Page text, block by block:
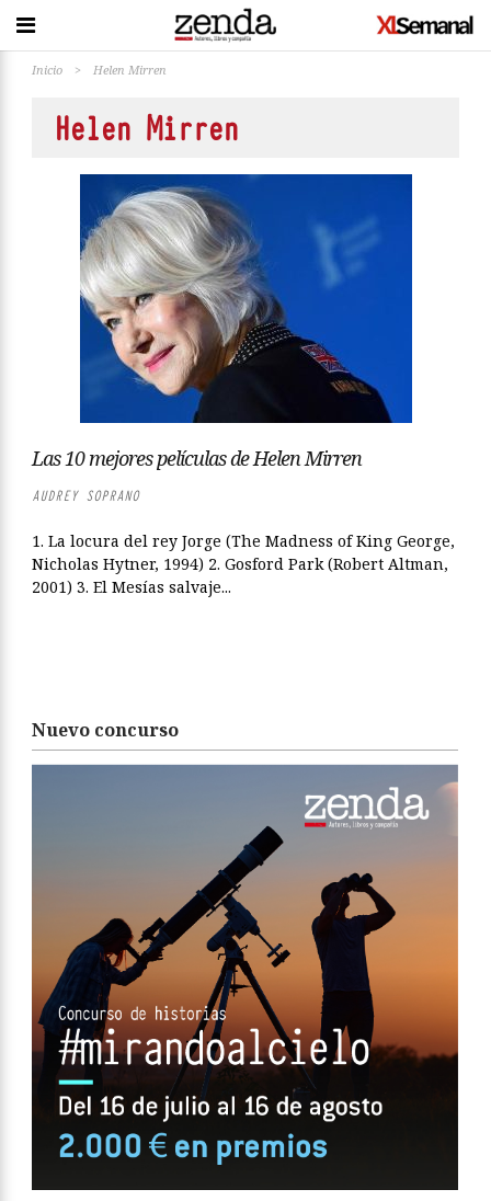
Inicio > Helen Mirren
Helen Mirren
Las 10 mejores películas de Helen Mirren
AUDREY SOPRANO
1. La locura del rey Jorge (The Madness of King George,
Nicholas Hytner, 1994) 2. Gosford Park (Robert Altman,
2001) 3. El Mesías salvaje...
Nuevo concurso